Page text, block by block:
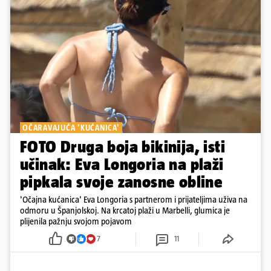
OČARAVAJUĆA 'KUĆANICA'
FOTO Druga boja bikinija, isti
učinak: Eva Longoria na plaži
pipkala svoje zanosne obline
'Očajna kućanica' Eva Longoria s partnerom i prijateljima uživa na
odmoru u Španjolskoj. Na krcatoj plaži u Marbelli, glumica je
plijenila pažnju svojom pojavom
7 11